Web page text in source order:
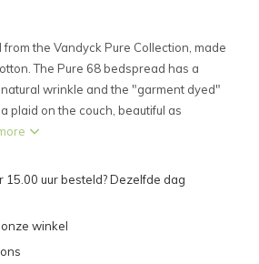
the Vandyck Pure Collection, made
The Pure 68 bedspread has a
wrinkle and the "garment dyed"
plaid on the couch, beautiful as
uur besteld? Dezelfde dag
winkel